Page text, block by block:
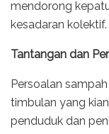
mendorong
kesadaran kolektif.
Tantangan dan
Persoalan
timbulan yang
penduduk dan